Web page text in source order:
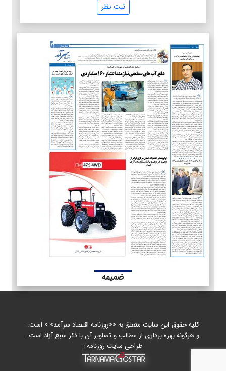
ثبت نظر
ضمیمه
کلیه حقوق این سایت متعلق به <<روزنامه اقتصاد سرآمد> > است.
و هرگونه بهره برداری از مطالب و تصاویر آن با ذکر منبع آزاد است.
طراحی سایت روزنامه :